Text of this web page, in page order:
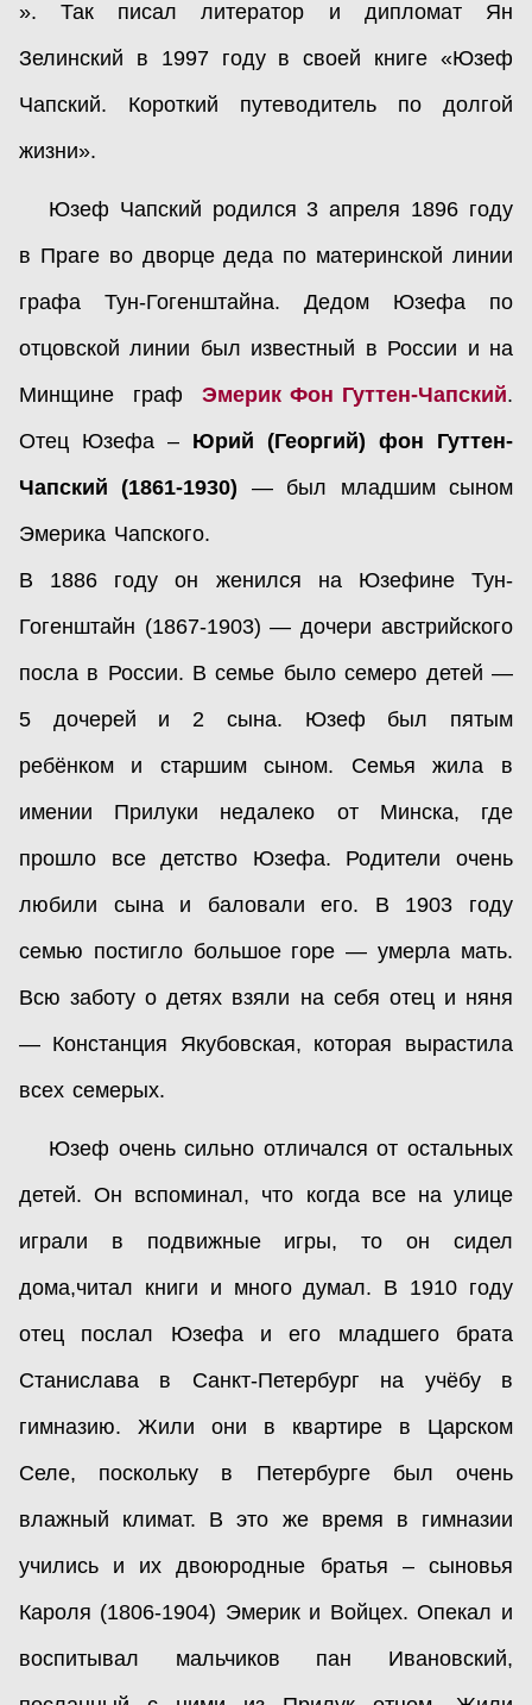
». Так писал литератор и дипломат Ян
Зелинский в 1997 году в своей книге «Юзеф
Чапский. Короткий путеводитель по долгой
жизни».
Юзеф Чапский родился 3 апреля 1896 году
в Праге во дворце деда по материнской линии
графа Тун-Гогенштайна. Дедом Юзефа по
отцовской линии был известный в России и на
Минщине графЭмерик Фон Гуттен-Чапский.
Отец Юзефа – Юрий (Георгий) фон Гуттен-
Чапский (1861-1930) — был младшим сыном
Эмерика Чапского.
В 1886 году он женился на Юзефине Тун-
Гогенштайн (1867-1903) — дочери австрийского
посла в России. В семье было семеро детей —
5 дочерей и 2 сына. Юзеф был пятым
ребёнком и старшим сыном. Семья жила в
имении Прилуки недалеко от Минска, где
прошло все детство Юзефа. Родители очень
любили сына и баловали его. В 1903 году
семью постигло большое горе — умерла мать.
Всю заботу о детях взяли на себя отец и няня
— Констанция Якубовская, которая вырастила
всех семерых.
Юзеф очень сильно отличался от остальных
детей. Он вспоминал, что когда все на улице
играли в подвижные игры, то он сидел
дома,читал книги и много думал. В 1910 году
отец послал Юзефа и его младшего брата
Станислава в Санкт-Петербург на учёбу в
гимназию. Жили они в квартире в Царском
Селе, поскольку в Петербурге был очень
влажный климат. В это же время в гимназии
учились и их двоюродные братья – сыновья
Кароля (1806-1904) Эмерик и Войцех. Опекал и
воспитывал мальчиков пан Ивановский,